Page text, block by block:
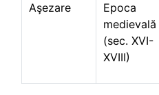
Aşezare
Epoca
medievală
(sec. XVI-
XVIII)